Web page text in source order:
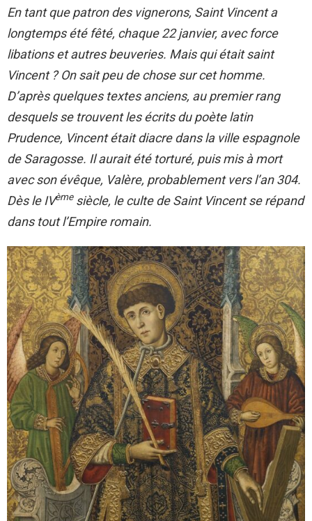
En tant que patron des vignerons, Saint Vincent a
longtemps été fêté, chaque 22 janvier, avec force
libations et autres beuveries. Mais qui était saint
Vincent ? On sait peu de chose sur cet homme.
D’après quelques textes anciens, au premier rang
desquels se trouvent les écrits du poète latin
Prudence, Vincent était diacre dans la ville espagnole
de Saragosse. Il aurait été torturé, puis mis à mort
avec son évêque, Valère, probablement vers l’an 304.
Dès le IVèmesiècle, le culte de Saint Vincent se répand
dans tout l’Empire romain.